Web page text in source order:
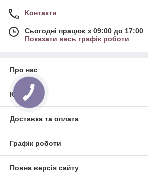
Контакти
Сьогодні працює з 09:00 до 17:00
Показати весь графік роботи
Про нас
Контакти
Доставка та оплата
Графік роботи
Повна версія сайту
КНОПКА
ЗВ'ЯЗКУ